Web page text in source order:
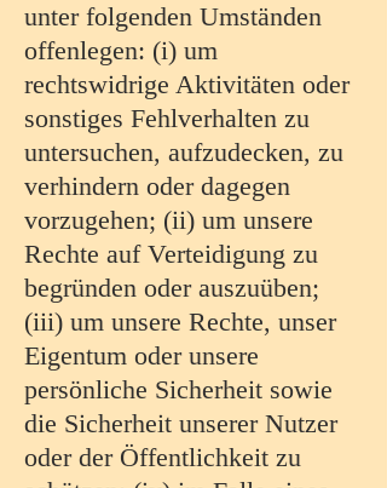
unter folgenden Umständen
offenlegen: (i) um
rechtswidrige Aktivitäten oder
sonstiges Fehlverhalten zu
untersuchen, aufzudecken, zu
verhindern oder dagegen
vorzugehen; (ii) um unsere
Rechte auf Verteidigung zu
begründen oder auszuüben;
(iii) um unsere Rechte, unser
Eigentum oder unsere
persönliche Sicherheit sowie
die Sicherheit unserer Nutzer
oder der Öffentlichkeit zu